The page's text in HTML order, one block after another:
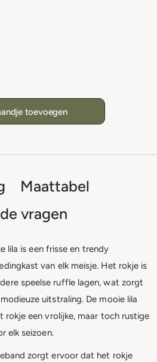
toevoegen
Maattabel
vragen
lila is een frisse en trendy
van elk meisje. Het rokje is
speelse ruffle lagen, wat zorgt
uitstraling. De mooie lila
rokje een vrolijke, maar toch rustige
elk seizoen.
zorgt ervoor dat het rokje